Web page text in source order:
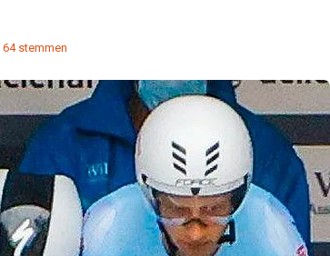
64 stemmen